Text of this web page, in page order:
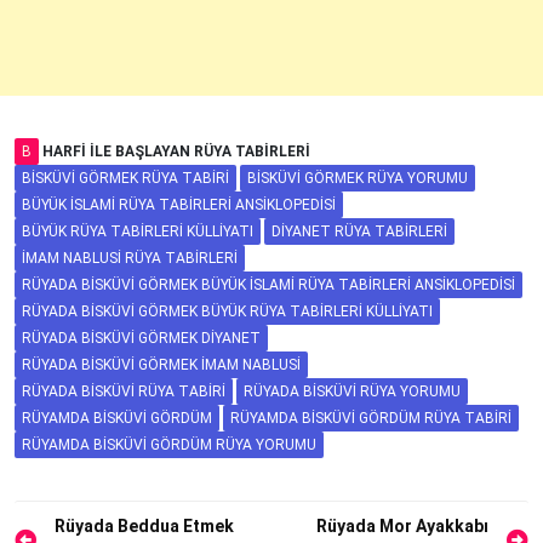
B
HARFI ILE BAŞLAYAN RÜYA TABIRLERI
BISKÜVI GÖRMEK RÜYA TABIRI
BISKÜVI GÖRMEK RÜYA YORUMU
BÜYÜK İSLAMI RÜYA TABIRLERI ANSIKLOPEDISI
BÜYÜK RÜYA TABIRLERI KÜLLIYATI
DIYANET RÜYA TABIRLERI
İMAM NABLUSI RÜYA TABIRLERI
RÜYADA BISKÜVI GÖRMEK BÜYÜK İSLAMI RÜYA TABIRLERI ANSIKLOPEDISI
RÜYADA BISKÜVI GÖRMEK BÜYÜK RÜYA TABIRLERI KÜLLIYATI
RÜYADA BISKÜVI GÖRMEK DIYANET
RÜYADA BISKÜVI GÖRMEK İMAM NABLUSI
RÜYADA BISKÜVI RÜYA TABIRI
RÜYADA BISKÜVI RÜYA YORUMU
RÜYAMDA BISKÜVI GÖRDÜM
RÜYAMDA BISKÜVI GÖRDÜM RÜYA TABIRI
RÜYAMDA BISKÜVI GÖRDÜM RÜYA YORUMU
YazıRüyada Beddua Etmek
Rüyada Mor Ayakkabı